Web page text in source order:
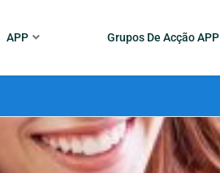
APP Grupos De Acção APP